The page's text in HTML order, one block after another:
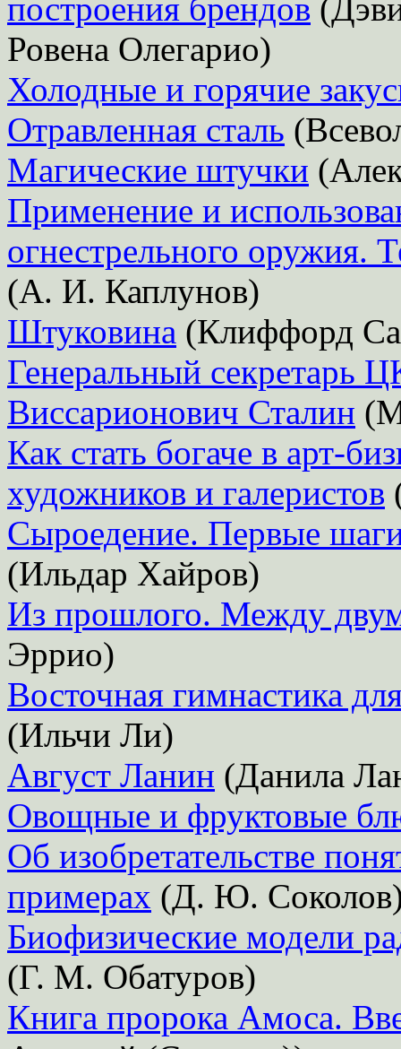
построения брендов
Ровена Олегарио)
Холодные и горячие
Отравленная сталь
Магические штучки
Применение и
огнестрельного оружия.
(А. И. Каплунов)
Штуковина (Клиффорд
Генеральный
Виссарионович Сталин
Как стать богаче в арт-
художников и галеристов
Сыроедение. Первые
(Ильдар Хайров)
Из прошлого. Между
Эррио)
Восточная гимнастика
(Ильчи Ли)
Август Ланин (Данила
Овощные и фруктовые
Об изобретательстве
примерах (Д. Ю.
Биофизические модели
(Г. М. Обатуров)
Книга пророка Амоса.